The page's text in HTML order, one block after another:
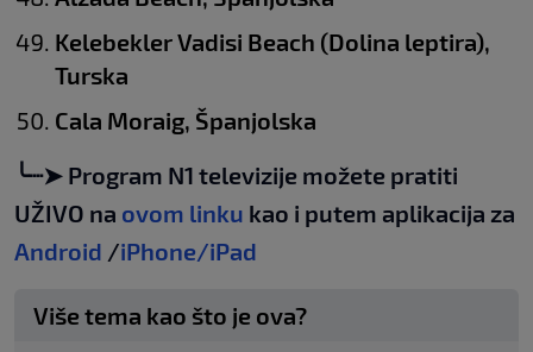
Kelebekler Vadisi Beach (Dolina leptira),
Turska
Cala Moraig, Španjolska
╰┈➤ Program N1 televizije možete pratiti
UŽIVO na ovom linku kao i putem aplikacija za
Android /iPhone/iPad
Više tema kao što je ova?